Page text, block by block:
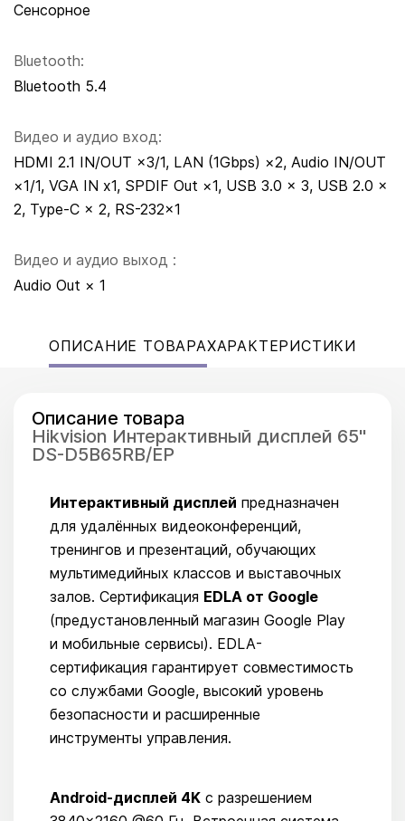
Сенсорное
Bluetooth:
Bluetooth 5.4
Видео и аудио вход:
HDMI 2.1 IN/OUT ×3/1, LAN (1Gbps) ×2, Audio IN/OUT
×1/1, VGA IN x1, SPDIF Out ×1, USB 3.0 × 3, USB 2.0 ×
2, Type-C × 2, RS-232×1
Видео и аудио выход :
Audio Out × 1
ОПИСАНИЕ ТОВАРАХАРАКТЕРИСТИКИ
Описание товара
Hikvision Интерактивный дисплей 65"
DS-D5B65RB/EP
Интерактивный дисплей предназначен
для удалённых видеоконференций,
тренингов и презентаций, обучающих
мультимедийных классов и выставочных
залов. Сертификация EDLA от Google
(предустановленный магазин Google Play
и мобильные сервисы). EDLA-
сертификация гарантирует совместимость
со службами Google, высокий уровень
безопасности и расширенные
инструменты управления.
Android-дисплей 4K с разрешением